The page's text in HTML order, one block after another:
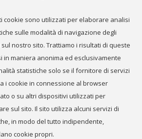
cookie sono utilizzati per elaborare analisi
sulle modalità di navigazione degli
nostro sito. Trattiamo i risultati di queste
in maniera anonima ed esclusivamente
statistiche solo se il fornitore di servizi
i cookie in connessione al browser
o su altri dispositivi utilizzati per
sul sito. Il sito utilizza alcuni servizi di
in modo del tutto indipendente,
cookie propri.